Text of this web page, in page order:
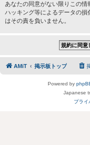
あなたの同意がない限りこの情
ハッキング等によるデータの損
はその責を負いません。
AMiT 掲示板トップ
Powered by
Japanese
プライ